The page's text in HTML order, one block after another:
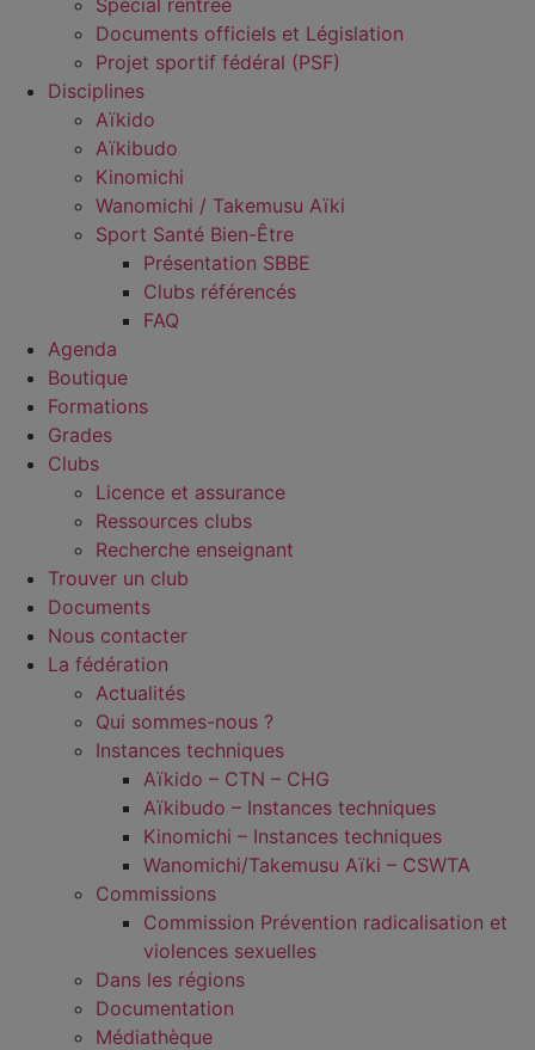
Spécial rentrée
Documents officiels et Législation
Projet sportif fédéral (PSF)
Disciplines
Aïkido
Aïkibudo
Kinomichi
Wanomichi / Takemusu Aïki
Sport Santé Bien-Être
Présentation SBBE
Clubs référencés
FAQ
Agenda
Boutique
Formations
Grades
Clubs
Licence et assurance
Ressources clubs
Recherche enseignant
Trouver un club
Documents
Nous contacter
La fédération
Actualités
Qui sommes-nous ?
Instances techniques
Aïkido – CTN – CHG
Aïkibudo – Instances techniques
Kinomichi – Instances techniques
Wanomichi/Takemusu Aïki – CSWTA
Commissions
Commission Prévention radicalisation et
violences sexuelles
Dans les régions
Documentation
Médiathèque